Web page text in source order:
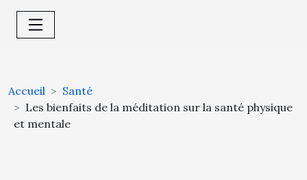
Accueil
Santé
Les bienfaits de la méditation sur la santé physique
et mentale